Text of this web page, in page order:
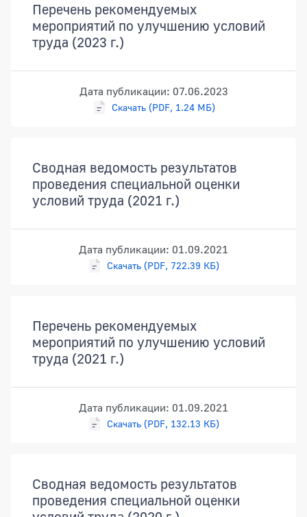
Перечень рекомендуемых
мероприятий по улучшению условий
труда (2023 г.)
Дата публикации: 07.06.2023
Скачать (PDF, 1.24 МБ)
Сводная ведомость результатов
проведения специальной оценки
условий труда (2021 г.)
Дата публикации: 01.09.2021
Скачать (PDF, 722.39 КБ)
Перечень рекомендуемых
мероприятий по улучшению условий
труда (2021 г.)
Дата публикации: 01.09.2021
Скачать (PDF, 132.13 КБ)
Сводная ведомость результатов
проведения специальной оценки